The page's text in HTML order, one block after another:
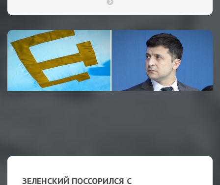
ЗЕЛЕНСКИЙ ПОССОРИЛСЯ С